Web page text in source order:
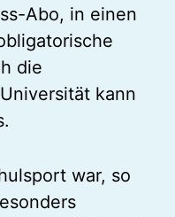
Abo, in einen
die
kann
war, so